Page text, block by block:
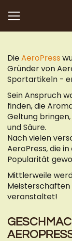
DieAeroPress
Gründer von
Sportartikeln -
Sein Anspruch
finden, die
Geltung
und Säure.
Nach vielen
AeroPress, die
Popularität
Mittlerweile
Meisterschaften
veranstaltet!